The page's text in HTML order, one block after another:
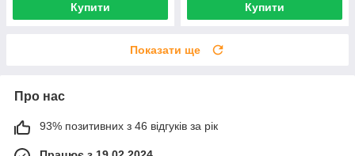
Купити Купити
Показати ще
Про нас
93% позитивних з 46 відгуків за рік